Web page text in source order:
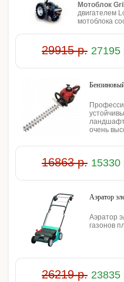
Мотоблок
двигателем
мотоблока
29915 р. 27195
oчeнь
16863 р. 15330
Аэратор
Аэратор
газонов
26219 р. 23835